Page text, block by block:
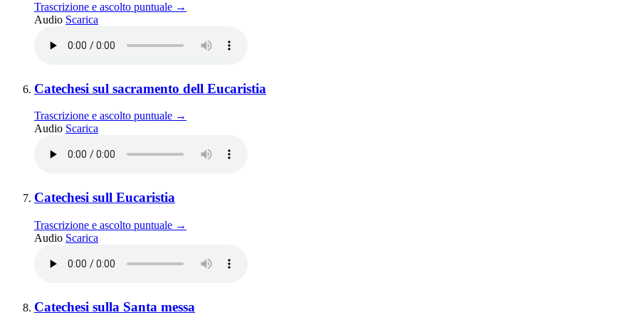
Trascrizione e ascolto puntuale →
Audio Scarica
Elemento 6:
Catechesi sul sacramento dell Eucaristia
Trascrizione e ascolto puntuale →
Audio Scarica
Elemento 7:
Catechesi sull Eucaristia
Trascrizione e ascolto puntuale →
Audio Scarica
Elemento 8:
Catechesi sulla Santa messa